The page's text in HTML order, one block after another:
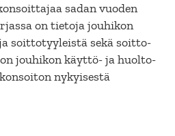
sadan vuoden
on tietoja jouhikon
soittotyyleistä sekä soitto-
jouhikon käyttö- ja huolto-
nykyisestä